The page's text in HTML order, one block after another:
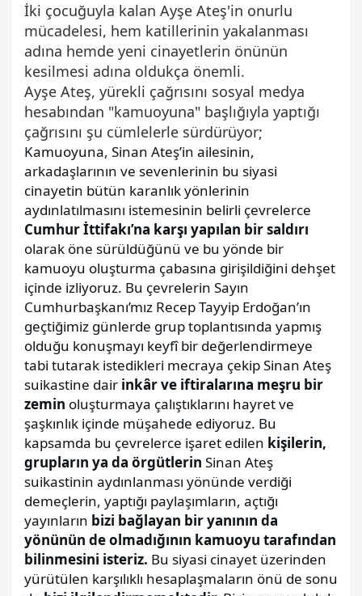
İki çocuğuyla kalan Ayşe Ateş'in onurlu
mücadelesi, hem katillerinin yakalanması
adına hemde yeni cinayetlerin önünün
kesilmesi adına oldukça önemli.
Ayşe Ateş, yürekli çağrısını sosyal medya
hesabından "kamuoyuna" başlığıyla yaptığı
çağrısını şu cümlelerle sürdürüyor;
Kamuoyuna, Sinan Ateş’in ailesinin,
arkadaşlarının ve sevenlerinin bu siyasi
cinayetin bütün karanlık yönlerinin
aydınlatılmasını istemesinin belirli çevrelerce
Cumhur İttifakı’na karşı yapılan bir saldırı
olarak öne sürüldüğünü ve bu yönde bir
kamuoyu oluşturma çabasına girişildiğini dehşet
içinde izliyoruz. Bu çevrelerin Sayın
Cumhurbaşkanı’mız Recep Tayyip Erdoğan’ın
geçtiğimiz günlerde grup toplantısında yapmış
olduğu konuşmayı keyfî bir değerlendirmeye
tabi tutarak istedikleri mecraya çekip Sinan Ateş
suikastine dair inkâr ve iftiralarına meşru bir
zemin oluşturmaya çalıştıklarını hayret ve
şaşkınlık içinde müşahede ediyoruz. Bu
kapsamda bu çevrelerce işaret edilen kişilerin,
grupların ya da örgütlerin Sinan Ateş
suikastinin aydınlanması yönünde verdiği
demeçlerin, yaptığı paylaşımların, açtığı
yayınların bizi bağlayan bir yanının da
yönünün de olmadığının kamuoyu tarafından
bilinmesini isteriz. Bu siyasi cinayet üzerinden
yürütülen karşılıklı hesaplaşmaların önü de sonu